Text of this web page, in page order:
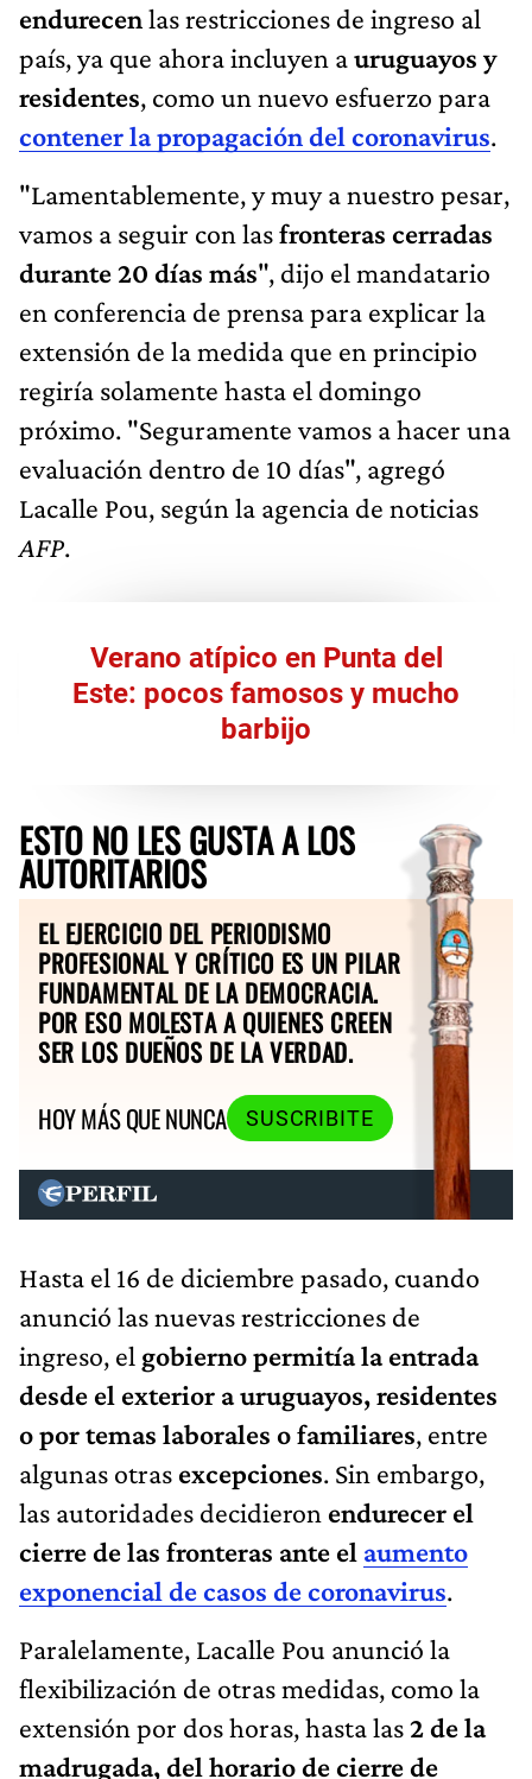
endurecenlas restricciones de ingreso al
país, ya que ahora incluyen auruguayos y
residentes, como un nuevo esfuerzo para
contener la propagación del coronavirus.
"Lamentablemente, y muy a nuestro pesar,
vamos a seguir con lasfronteras cerradas
durante 20 días más", dijo el mandatario
en conferencia de prensa para explicar la
extensión de la medida que en principio
regiría solamente hasta el domingo
próximo. "Seguramente vamos a hacer una
evaluación dentro de 10 días", agregó
Lacalle Pou, según la agencia de noticias
AFP.
Verano atípico en Punta del
Este: pocos famosos y mucho
barbijo
ESTO NO LES GUSTA A LOS
AUTORITARIOS
EL EJERCICIO DEL PERIODISMO
PROFESIONAL Y CRÍTICO ES UN PILAR
FUNDAMENTAL DE LA DEMOCRACIA.
POR ESO MOLESTA A QUIENES CREEN
SER LOS DUEÑOS DE LA VERDAD.
HOY MÁS QUE NUNCA
SUSCRIBITE
Hasta el 16 de diciembre pasado, cuando
anunció las nuevas restricciones de
ingreso, el gobierno permitía la entrada
desde el exterior a uruguayos, residentes
o por temas laborales o familiares, entre
algunas otras excepciones. Sin embargo,
las autoridades decidieron endurecer el
cierre de las fronteras ante el aumento
exponencial de casos de coronavirus.
Paralelamente, Lacalle Pou anunció la
flexibilización de otras medidas, como la
extensión por dos horas, hasta las2 de la
madrugada, del horario de cierre de